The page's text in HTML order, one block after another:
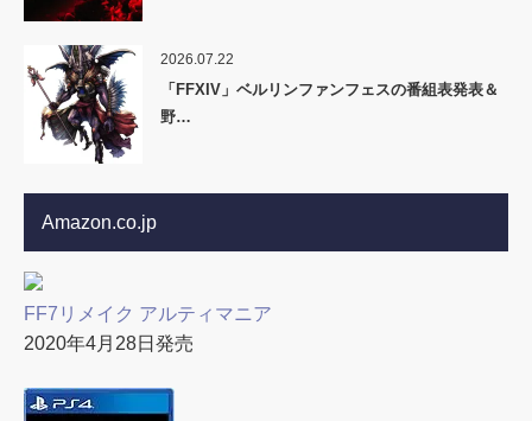
2026.07.22
「FFXIV」ベルリンファンフェスの番組表発表＆
野…
Amazon.co.jp
FF7リメイク アルティマニア
2020年4月28日発売